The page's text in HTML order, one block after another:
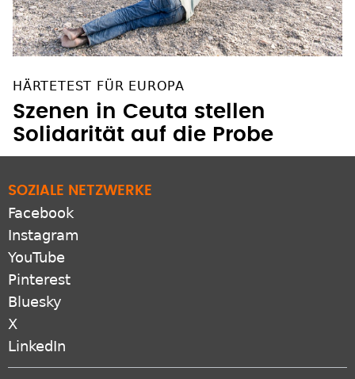
HÄRTETEST FÜR EUROPA
Szenen in Ceuta stellen
Solidarität auf die Probe
SOZIALE NETZWERKE
Facebook
Instagram
YouTube
Pinterest
Bluesky
X
LinkedIn